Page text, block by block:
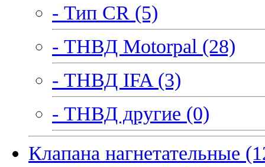
- Тип CR (5)
- ТНВД Motorpal (28)
- ТНВД IFA (3)
- ТНВД другие (0)
Клапана нагнетательные